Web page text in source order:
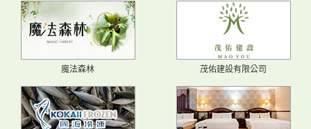
魔法森林 茂佑建設有限公司